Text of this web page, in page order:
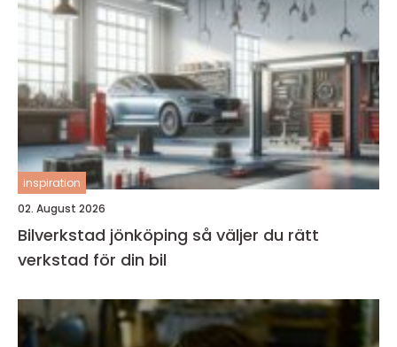
inspiration
02. August 2026
Bilverkstad jönköping så väljer du rätt
verkstad för din bil